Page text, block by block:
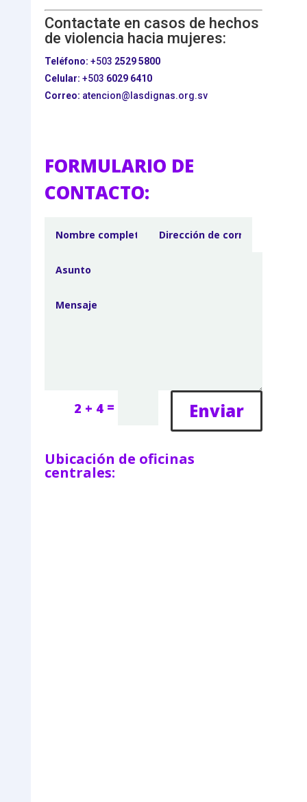
Contactate en casos de hechos
de violencia hacia mujeres:
Teléfono: +503 2529 5800
Celular: +503 6029 6410
Correo: atencion@lasdignas.org.sv
FORMULARIO DE
CONTACTO:
2 + 4 = Enviar
Ubicación de oficinas
centrales: